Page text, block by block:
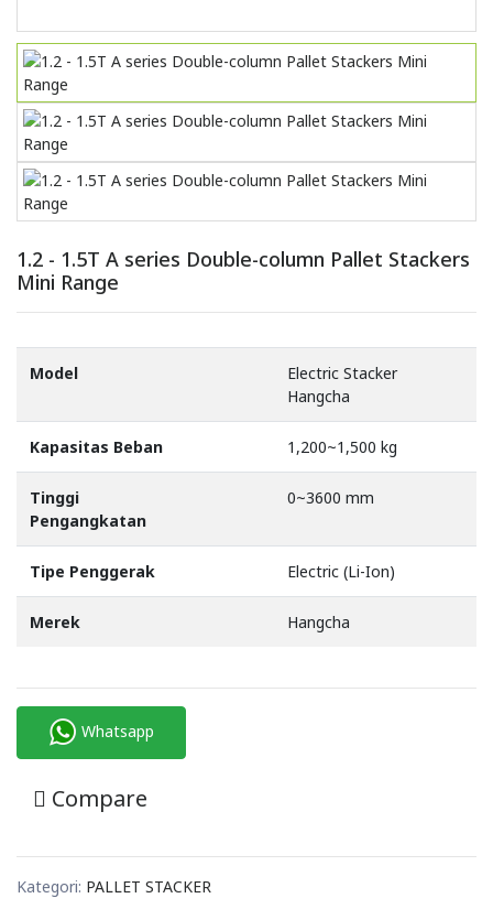
1.2 - 1.5T A series Double-column Pallet Stackers
Mini Range
Model
Electric Stacker
Hangcha
Kapasitas Beban 1,200~1,500 kg
Tinggi
Pengangkatan
0~3600 mm
Tipe Penggerak Electric (Li-Ion)
Merek Hangcha
Whatsapp
Compare
Kategori: PALLET STACKER